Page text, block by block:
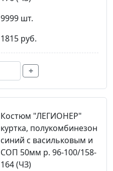
9999 шт.
1815 руб.
+
Костюм "ЛЕГИОНЕР"
куртка, полукомбинезон
синий с васильковым и
СОП 50мм р. 96-100/158-
164 (ЧЗ)